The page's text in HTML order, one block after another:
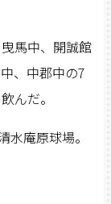
馬中、開誠館
、中郡中の7
んだ。
庵原球場。